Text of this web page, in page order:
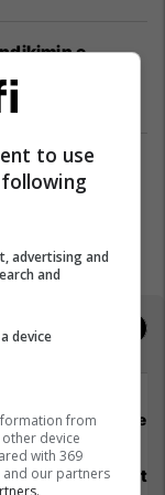
e
klinikë në
Architect
to use
advertising and
and
device
from
device
with 369
and our partners